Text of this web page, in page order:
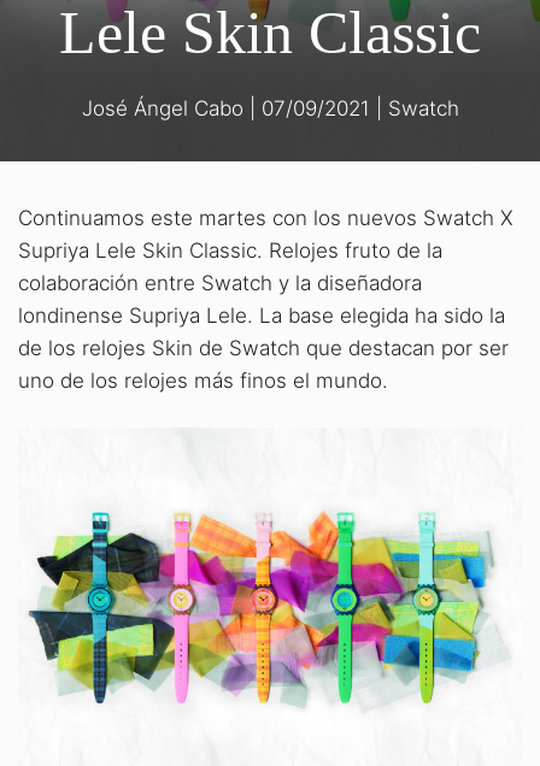
Lele Skin Classic
José Ángel Cabo 07/09/2021 Swatch
Continuamos este martes con los nuevos Swatch X
Supriya Lele Skin Classic. Relojes fruto de la
colaboración entre Swatch y la diseñadora
londinense Supriya Lele. La base elegida ha sido la
de los relojes Skin de Swatch que destacan por ser
uno de los relojes más finos el mundo.